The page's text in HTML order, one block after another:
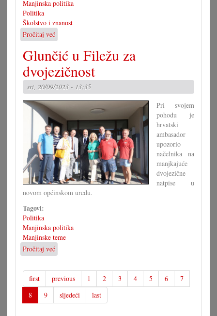
Manjinska politika
Politika
Školstvo i znanost
Pročitaj već
Premalo
dvojezičnih
pedagogov
Glunčić u Filežu za
dvojezičnost
sri, 20/09/2023 - 13:35
Pri svojem
pohodu je
hrvatski
ambasador
upozorio
načelnika na
manjkajuće
dvojezične
natpise u
novom općinskom uredu.
Tagovi:
Politika
Manjinska politika
Manjinske teme
Pročitaj već
Glunčić
u
Filežu
za
dvojezičnost
first previous 1 2 3 4 5 6
7
8
9 sljedeći last